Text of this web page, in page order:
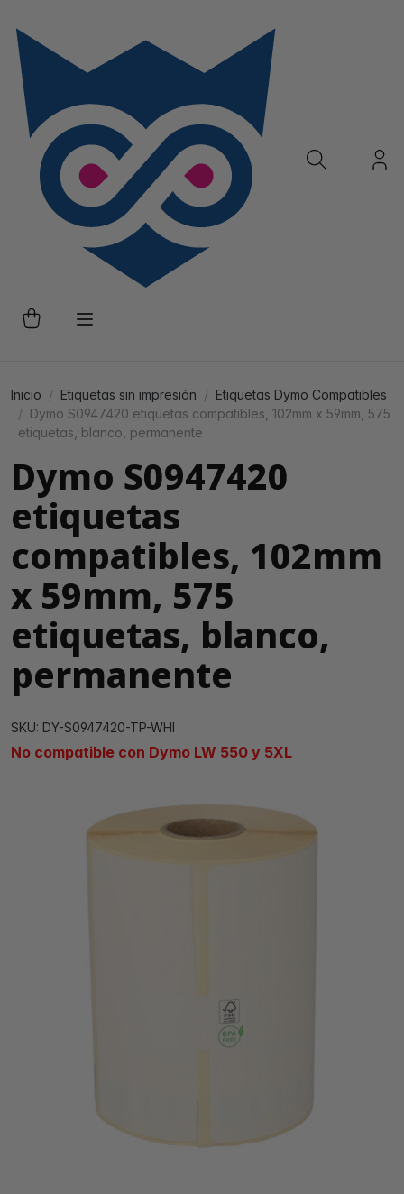
Inicio Etiquetas sin impresión
Etiquetas Dymo Compatibles
Dymo S0947420 etiquetas compatibles, 102mm x 59mm, 575
etiquetas, blanco, permanente
Dymo S0947420
etiquetas
compatibles, 102mm
x 59mm, 575
etiquetas, blanco,
permanente
SKU: DY-S0947420-TP-WHI
No compatible con Dymo LW 550 y 5XL